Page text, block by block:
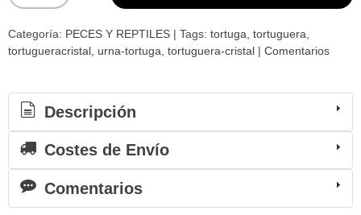
Categoría: PECES Y REPTILES | Tags: tortuga tortuguera
tortugueracristal urna-tortuga tortuguera-cristal | Comentarios
Descripción
Costes de Envío
Comentarios